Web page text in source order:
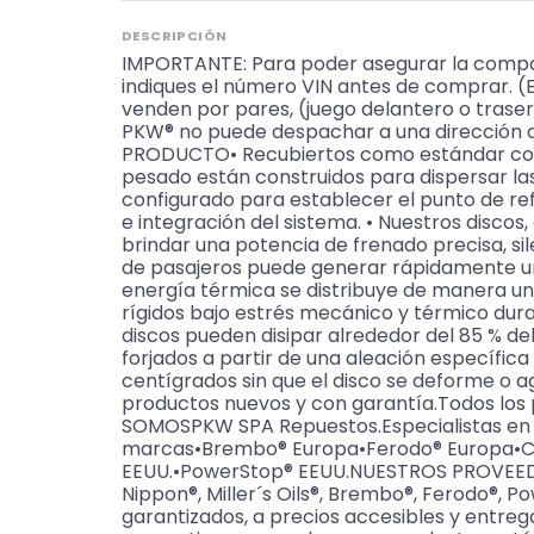
DESCRIPCIÓN
IMPORTANTE: Para poder asegurar la
indiques el número VIN antes de comprar.
venden por pares, (juego delantero o
PKW® no puede despachar a una
PRODUCTO• Recubiertos como estándar
pesado están construidos para dispersar
configurado para establecer el punto de
e integración del sistema. • Nuestros
brindar una potencia de frenado precisa,
de pasajeros puede generar rápidamente
energía térmica se distribuye de manera
rígidos bajo estrés mecánico y térmico
discos pueden disipar alrededor del 85 %
forjados a partir de una aleación
centígrados sin que el disco se deforme o
productos nuevos y con garantía.Todos
SOMOSPKW SPA Repuestos.Especialistas
marcas•Brembo® Europa•Ferodo®
EEUU.•PowerStop® EEUU.NUESTROS
Nippon®, Miller´s Oils®, Brembo®,
garantizados, a precios accesibles y